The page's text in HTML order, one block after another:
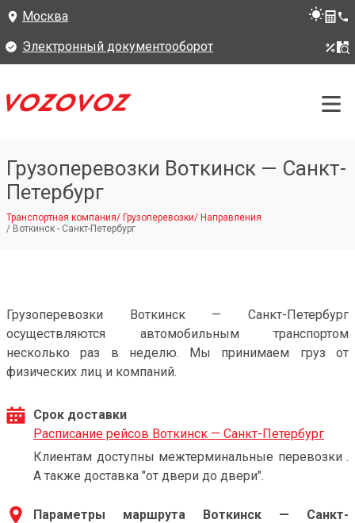
Москва
Электронный документооборот
Грузоперевозки Воткинск — Санкт-
Петербург
Транспортная компания/ Грузоперевозки/ Направления
/ Воткинск - Санкт-Петербург
Грузоперевозки Воткинск — Санкт-Петербург
осуществляются автомобильным транспортом
несколько раз в неделю. Мы принимаем груз от
физических лиц и компаний.
Срок доставки
Расписание рейсов Воткинск — Санкт-Петербург
Клиентам доступны межтерминальные перевозки .
А также доставка "от двери до двери".
Параметры маршрута Воткинск — Санкт-